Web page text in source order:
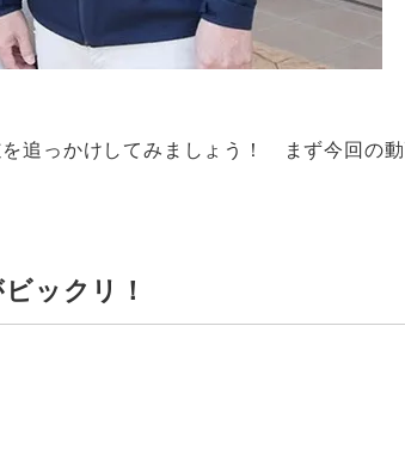
追っかけしてみましょう！ まず今回の
ックリ！